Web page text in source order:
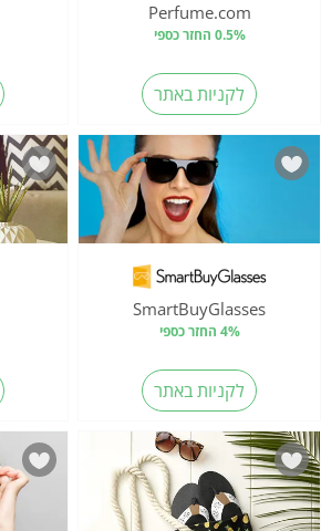
Perfume.com
0.5% החזר כספי
לקניות באתר
SmartBuyGlasses
4% החזר כספי
לקניות באתר